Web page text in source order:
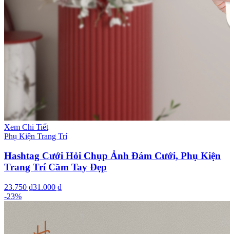
Xem Chi Tiết
Phụ Kiện Trang Trí
Hashtag Cưới Hỏi Chụp Ảnh Đám Cưới, Phụ Kiện
Trang Trí Cầm Tay Đẹp
23.750 ₫31.000 ₫
-23%